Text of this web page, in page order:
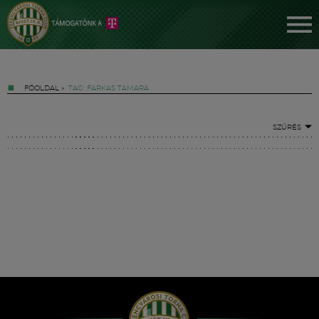
FŐOLDAL » TAG: FARKAS TAMARA
SZŰRÉS
Hírek